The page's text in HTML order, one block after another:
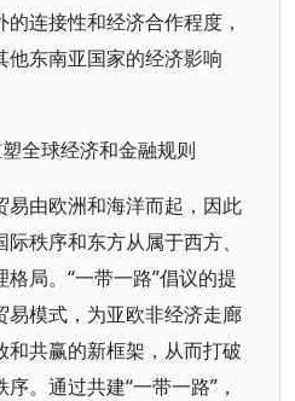
连接性和经济合作程度，
他东南亚国家的经济影响
全球经济和金融规则
易由欧洲和海洋而起，因此
秩序和东方从属于西方、
局。“一带一路”倡议的提
易模式，为亚欧非经济走廊
共赢的新框架，从而打破
。通过共建“一带一路”，